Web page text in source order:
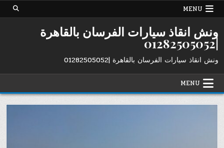
Skip
MENU
ونش انقاذ سيارات الفرسان بالقاهرة
|01282505052
ونش انقاذ سيارات الفرسان بالقاهرة |01282505052
MENU